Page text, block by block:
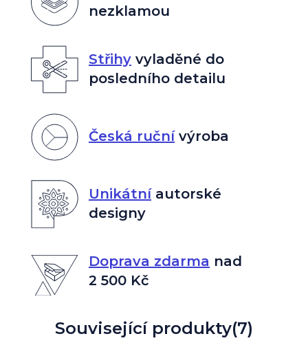
nezklamou
Střihyvyladěné do
posledního detailu
Česká ručnívýroba
Unikátníautorské
designy
Doprava zdarma nad
2 500 Kč
Související produkty(7)